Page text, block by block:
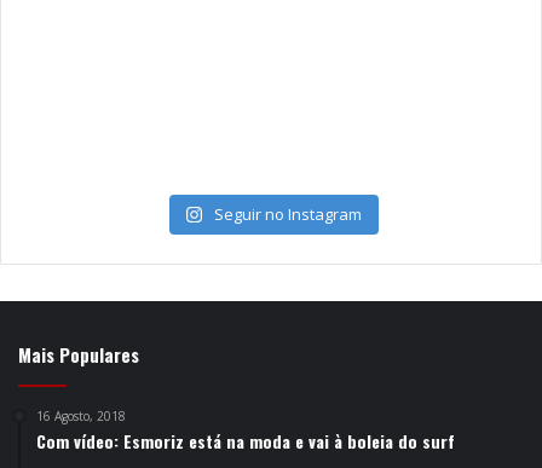
Seguir no Instagram
Mais Populares
16 Agosto, 2018
Com vídeo: Esmoriz está na moda e vai à boleia do surf